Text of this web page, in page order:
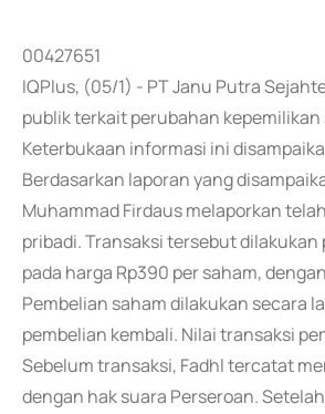
00427651
IQPlus, (05/1) - PT Janu Putra
publik terkait perubahan
Keterbukaan informasi ini
Berdasarkan laporan yang
Muhammad Firdaus melaporkan
pribadi. Transaksi tersebut
pada harga Rp390 per saham,
Pembelian saham dilakukan secara
pembelian kembali. Nilai transaksi
Sebelum transaksi, Fadhl tercatat
dengan hak suara Perseroan.